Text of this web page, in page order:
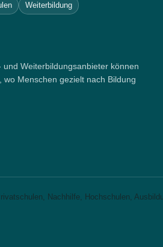
Weiterbildung
Weiterbildungsanbieter können
Menschen gezielt nach Bildung
Nachhilfe, Hochschulen,